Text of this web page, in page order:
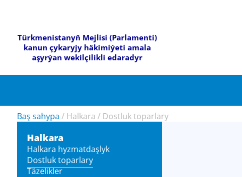
Türkmenistanyň Mejlisi (Parlamenti)
kanun çykaryjy häkimiýeti amala
aşyrýan wekilçilikli edaradyr
Baş sahypa / Halkara / Dostluk toparlary
Halkara
Halkara hyzmatdaşlyk
Dostluk toparlary
Täzelikler